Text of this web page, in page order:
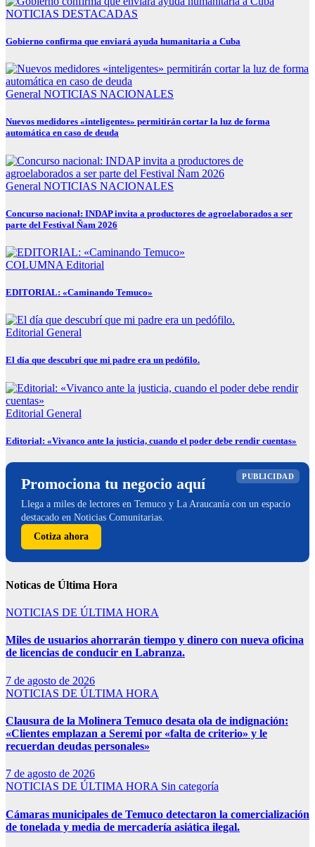
NOTICIAS DESTACADAS
Gobierno confirma que enviará ayuda humanitaria a Cuba
General NOTICIAS NACIONALES
Nuevos medidores «inteligentes» permitirán cortar la luz de forma
automática en caso de deuda
General NOTICIAS NACIONALES
Concurso nacional: INDAP invita a productores de agroelaborados a ser
parte del Festival Ñam 2026
COLUMNA Editorial
EDITORIAL: «Caminando Temuco»
Editorial General
El día que descubrí que mi padre era un pedófilo.
Editorial General
Editorial: «Vivanco ante la justicia, cuando el poder debe rendir cuentas»
PUBLICIDAD
Promociona tu negocio aquí
Llega a miles de lectores en Temuco y La Araucanía con un espacio
destacado en Noticias Comunitarias.
Cotiza ahora
Noticas de Última Hora
NOTICIAS DE ÚLTIMA HORA
Miles de usuarios ahorrarán tiempo y dinero con nueva oficina
de licencias de conducir en Labranza.
7 de agosto de 2026
NOTICIAS DE ÚLTIMA HORA
Clausura de la Molinera Temuco desata ola de indignación:
«Clientes emplazan a Seremi por «falta de criterio» y le
recuerdan deudas personales»
7 de agosto de 2026
NOTICIAS DE ÚLTIMA HORA Sin categoría
Cámaras municipales de Temuco detectaron la comercialización
de tonelada y media de mercadería asiática ilegal.